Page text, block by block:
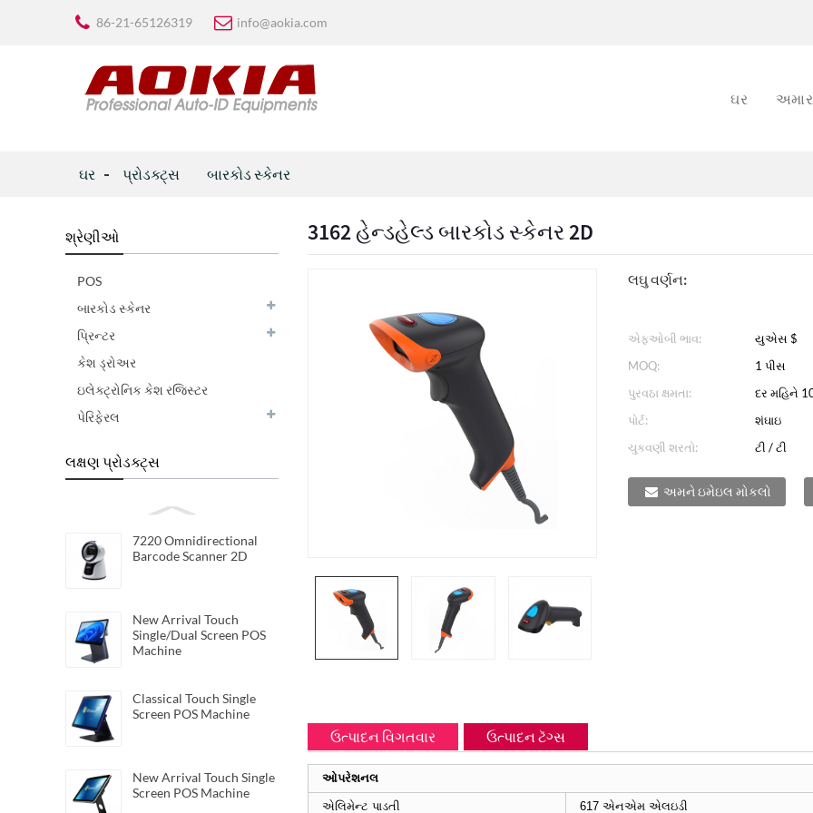
86-21-65126319 info@aokia.com
ઘર
ઘર પ્રોડક્ટ્સ બારકોડ સ્કેનર
શ્રેણીઓ
POS
બારકોડ સ્કેનર
પ્રિન્ટર
કેશ ડ્રોઅર
ઇલેક્ટ્રોનિક કેશ રજિસ્ટર
પેરિફેરલ
લક્ષણ પ્રોડક્ટ્સ
7220 Omnidirectional
Barcode Scanner 2D
New Arrival Touch
Single/Dual Screen POS
Machine
Classical Touch Single
Screen POS Machine
New Arrival Touch Single
Screen POS Machine
3162 હેન્ડહેલ્ડ બારકોડ સ્કેનર 2D
લઘુ વર્ણન:
એફઓબી ભાવ:
યુએસ $
MOQ:
1 પીસ
પુરવઠા ક્ષમતા:
દર મહિને
પોર્ટ:
શંઘાઇ
ચુકવણી શરતો:
ટી / ટી
અમને ઇમેઇલ મોકલો
ઉત્પાદન વિગતવાર ઉત્પાદન ટૅગ્સ
ઓપરેશનલ
એલિમેન્ટ પાડતી 617 એનએમ એલઇડી